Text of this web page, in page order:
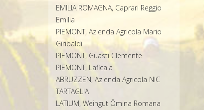
EMILIA ROMAGNA, Caprari Reggio
Emilia
PIEMONT, Azienda Agricola Mario
Giribaldi
PIEMONT, Guasti Clemente
PIEMONT, Laficaia
ABRUZZEN, Azienda Agricola NIC
TARTAGLIA
LATIUM, Weingut Ômina Romana